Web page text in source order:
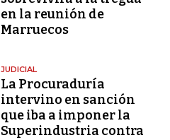
en la reunión de
Marruecos
JUDICIAL
La Procuraduría
intervino en sanción
que iba a imponer la
Superindustria contra